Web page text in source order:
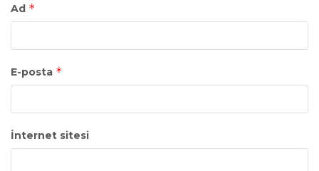
Ad *
E-posta *
İnternet sitesi